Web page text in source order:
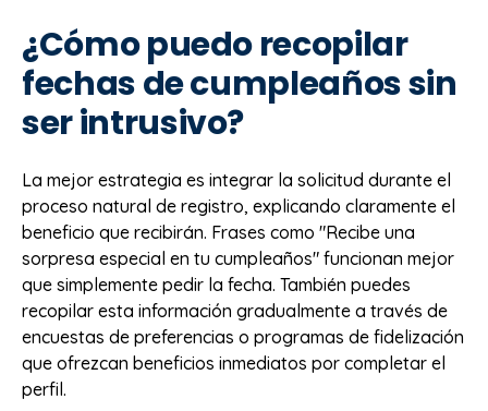
¿Cómo puedo recopilar
fechas de cumpleaños sin
ser intrusivo?
La mejor estrategia es integrar la solicitud durante el
proceso natural de registro, explicando claramente el
beneficio que recibirán. Frases como "Recibe una
sorpresa especial en tu cumpleaños" funcionan mejor
que simplemente pedir la fecha. También puedes
recopilar esta información gradualmente a través de
encuestas de preferencias o programas de fidelización
que ofrezcan beneficios inmediatos por completar el
perfil.